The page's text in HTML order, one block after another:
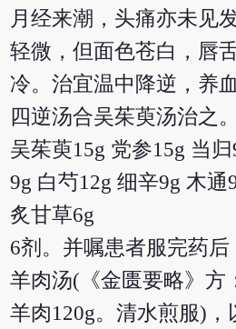
月经来潮，头痛亦未见
轻微，但面色苍白，唇
冷。治宜温中降逆，养
四逆汤合吴茱萸汤治之。
吴茱萸15g 党参15g 当
9g 白芍12g 细辛9g 木
炙甘草6g
6剂。并嘱患者服完药
羊肉汤(《金匮要略》方
羊肉120g。清水煎服)